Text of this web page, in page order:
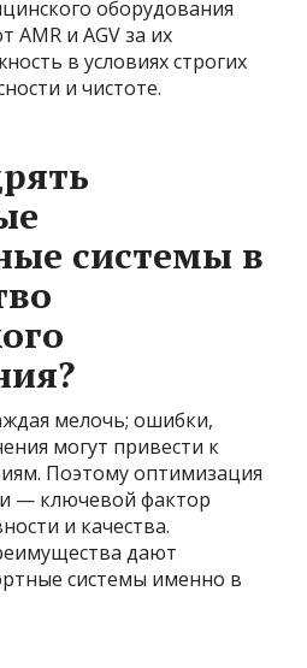
оборудования
и AGV за их
в условиях строгих
и чистоте.
системы в
мелочь; ошибки,
могут привести к
Поэтому оптимизация
— ключевой фактор
и качества.
дают
системы именно в